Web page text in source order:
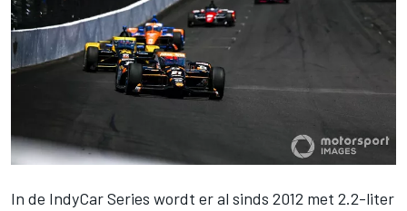
In de IndyCar Series wordt er al sinds 2012 met 2.2-liter